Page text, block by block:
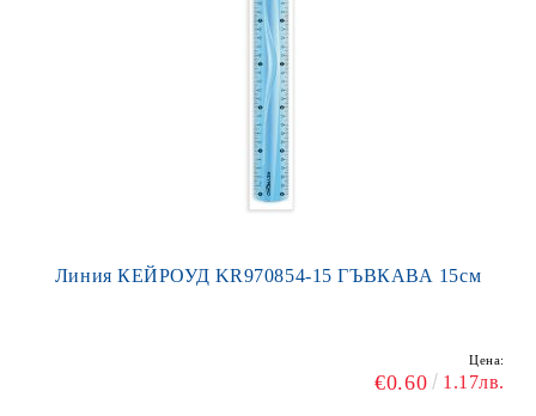
Линия КЕЙРОУД KR970854-15 ГЪВКАВА 15см
Цена:
€0.60 1.17лв.